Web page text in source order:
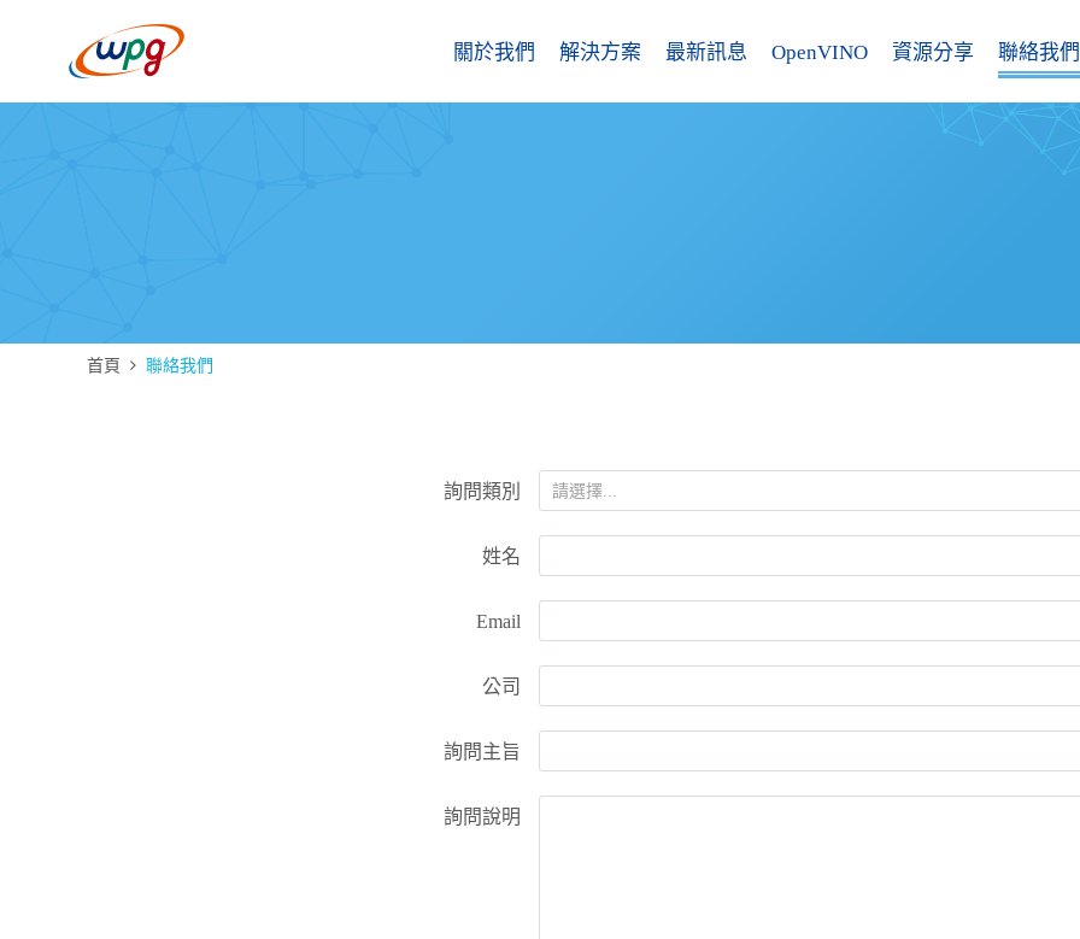
關於我們 解決方案 最新訊息 OpenVINO 資源分享 聯絡我們
首頁 聯絡我們
詢問類別 請選擇...
姓名
Email
公司
詢問主旨
詢問說明